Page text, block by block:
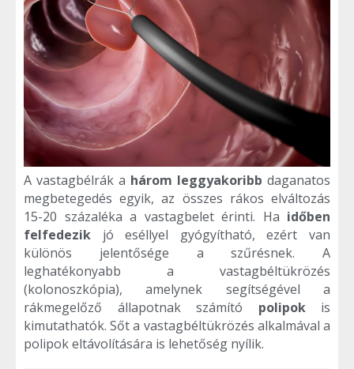
A vastagbélrák a három leggyakoribb daganatos
megbetegedés egyik, az összes rákos elváltozás
15-20 százaléka a vastagbelet érinti. Ha időben
felfedezik jó eséllyel gyógyítható, ezért van
különös jelentősége a szűrésnek. A
leghatékonyabb a vastagbéltükrözés
(kolonoszkópia), amelynek segítségével a
rákmegelőző állapotnak számító polipok is
kimutathatók. Sőt a vastagbéltükrözés alkalmával a
polipok eltávolítására is lehetőség nyílik.